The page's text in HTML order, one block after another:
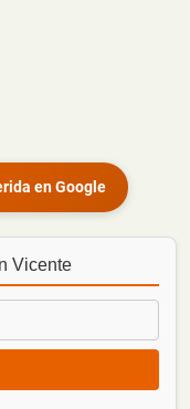
en Google
Vicente